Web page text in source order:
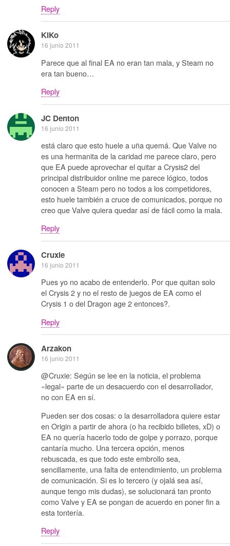
Reply
KiKo
16 junio 2011
Parece que al final EA no eran tan mala, y Steam no
era tan bueno…
Reply
JC Denton
16 junio 2011
está claro que esto huele a uña quemá. Que Valve no
es una hermanita de la caridad me parece claro, pero
que EA puede aprovechar el quitar a Crysis2 del
principal distribuidor online me parece lógico, todos
conocen a Steam pero no todos a los competidores,
esto huele también a cruce de comunicados, porque no
creo que Valve quiera quedar así de fácil como la mala.
Reply
Cruxie
16 junio 2011
Pues yo no acabo de entenderlo. Por que quitan solo
el Crysis 2 y no el resto de juegos de EA como el
Crysis 1 o del Dragon age 2 entonces?.
Reply
Arzakon
16 junio 2011
@Cruxie: Según se lee en la noticia, el problema
«legal» parte de un desacuerdo con el desarrollador,
no con EA en sí.
Pueden ser dos cosas: o la desarrolladora quiere estar
en Origin a partir de ahora (o ha recibido billetes, xD) o
EA no quería hacerlo todo de golpe y porrazo, porque
cantaría mucho. Una tercera opción, menos
rebuscada, es que todo este embrollo sea,
sencillamente, una falta de entendimiento, un problema
de comunicación. Si es lo tercero (y ojalá sea así,
aunque tengo mis dudas), se solucionará tan pronto
como Valve y EA se pongan de acuerdo en poner fin a
esta tontería.
Reply